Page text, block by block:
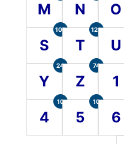
M N O
S
107
T
120
U
Y
24
Z
74
1
4
10
5
10
6